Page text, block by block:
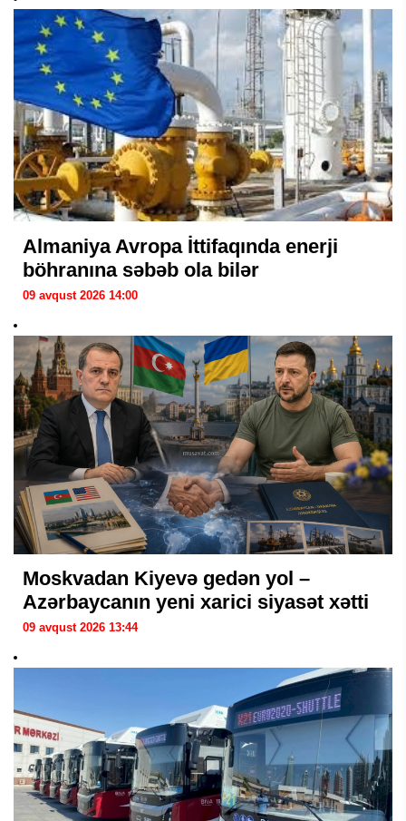
Almaniya Avropa İttifaqında enerji
böhranına səbəb ola bilər
09 avqust 2026 14:00
Moskvadan Kiyevə gedən yol –
Azərbaycanın yeni xarici siyasət xətti
09 avqust 2026 13:44